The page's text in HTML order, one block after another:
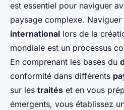
est essentiel pour naviguer
paysage complexe. Naviguer
international lors de la
mondiale est un processus
En comprenant les bases du
conformité dans différents
sur les traités et en vous
émergents, vous établissez